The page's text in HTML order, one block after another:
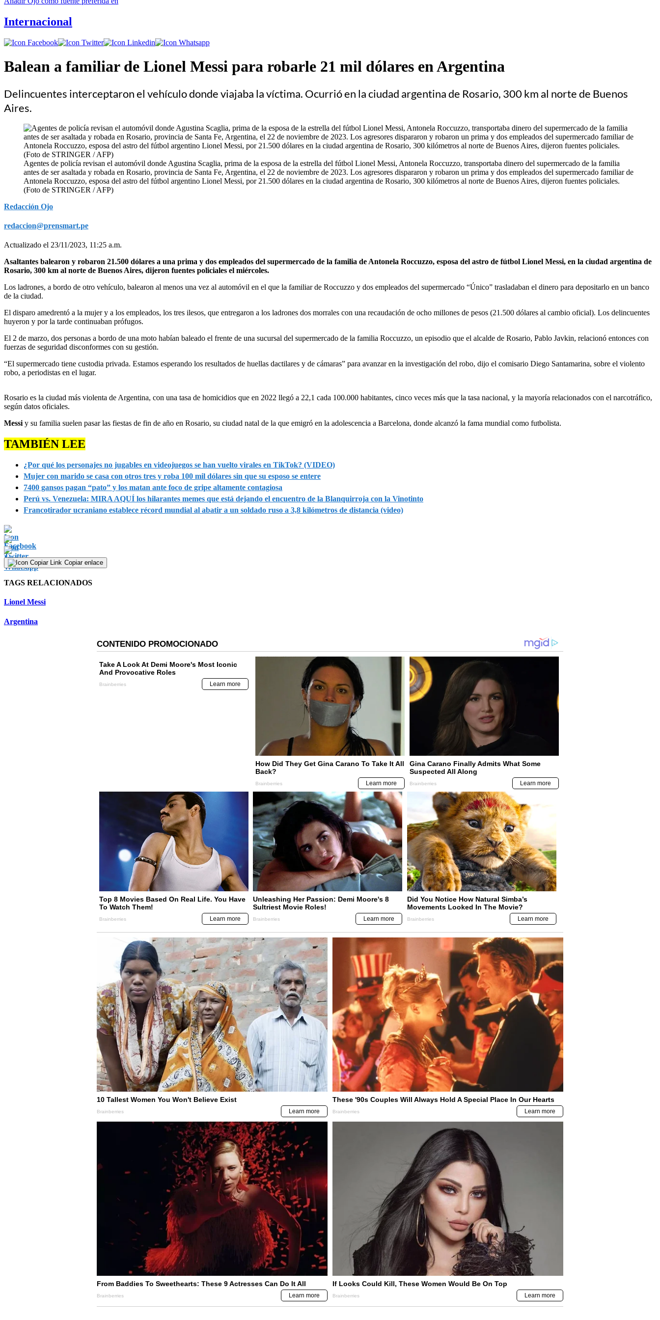
Internacional
Balean a familiar de Lionel Messi para robarle 21 mil dólares en Argentina
Delincuentes interceptaron el vehículo donde viajaba la víctima. Ocurrió en la ciudad argentina de Rosario, 300 km al norte de Buenos
Aires.
Agentes de policía revisan el automóvil donde Agustina Scaglia, prima de la esposa de la estrella del fútbol Lionel Messi, Antonela Roccuzzo, transportaba dinero del supermercado de la familia
antes de ser asaltada y robada en Rosario, provincia de Santa Fe, Argentina, el 22 de noviembre de 2023. Los agresores dispararon y robaron un prima y dos empleados del supermercado familiar de
Antonela Roccuzzo, esposa del astro del fútbol argentino Lionel Messi, por 21.500 dólares en la ciudad argentina de Rosario, 300 kilómetros al norte de Buenos Aires, dijeron fuentes policiales.
(Foto de STRINGER / AFP)
Redacción Ojo
redaccion@prensmart.pe
Actualizado el 23/11/2023, 11:25 a.m.
Asaltantes balearon y robaron 21.500 dólares a una prima y dos empleados del supermercado de la familia de Antonela Roccuzzo, esposa del astro de fútbol Lionel Messi, en la ciudad argentina de
Rosario, 300 km al norte de Buenos Aires, dijeron fuentes policiales el miércoles.
Los ladrones, a bordo de otro vehículo, balearon al menos una vez al automóvil en el que la familiar de Roccuzzo y dos empleados del supermercado “Único” trasladaban el dinero para depositarlo en un banco
de la ciudad.
El disparo amedrentó a la mujer y a los empleados, los tres ilesos, que entregaron a los ladrones dos morrales con una recaudación de ocho millones de pesos (21.500 dólares al cambio oficial). Los delincuentes
huyeron y por la tarde continuaban prófugos.
El 2 de marzo, dos personas a bordo de una moto habían baleado el frente de una sucursal del supermercado de la familia Roccuzzo, un episodio que el alcalde de Rosario, Pablo Javkin, relacionó entonces con
fuerzas de seguridad disconformes con su gestión.
“El supermercado tiene custodia privada. Estamos esperando los resultados de huellas dactilares y de cámaras” para avanzar en la investigación del robo, dijo el comisario Diego Santamarina, sobre el violento
robo, a periodistas en el lugar.
Rosario es la ciudad más violenta de Argentina, con una tasa de homicidios que en 2022 llegó a 22,1 cada 100.000 habitantes, cinco veces más que la tasa nacional, y la mayoría relacionados con el narcotráfico,
según datos oficiales.
Messi y su familia suelen pasar las fiestas de fin de año en Rosario, su ciudad natal de la que emigró en la adolescencia a Barcelona, donde alcanzó la fama mundial como futbolista.
TAMBIÉN LEE
¿Por qué los personajes no jugables en videojuegos se han vuelto virales en TikTok? (VIDEO)
Mujer con marido se casa con otros tres y roba 100 mil dólares sin que su esposo se entere
7400 gansos pagan “pato” y los matan ante foco de gripe altamente contagiosa
Perú vs. Venezuela: MIRA AQUÍ los hilarantes memes que está dejando el encuentro de la Blanquirroja con la Vinotinto
Francotirador ucraniano establece récord mundial al abatir a un soldado ruso a 3,8 kilómetros de distancia (video)
Copiar enlace
TAGS RELACIONADOS
Lionel Messi
Argentina